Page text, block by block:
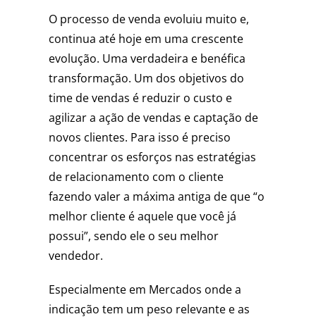
O processo de venda evoluiu muito e,
continua até hoje em uma crescente
evolução. Uma verdadeira e benéfica
transformação. Um dos objetivos do
time de vendas é reduzir o custo e
agilizar a ação de vendas e captação de
novos clientes. Para isso é preciso
concentrar os esforços nas estratégias
de relacionamento com o cliente
fazendo valer a máxima antiga de que “o
melhor cliente é aquele que você já
possui”, sendo ele o seu melhor
vendedor.
Especialmente em Mercados onde a
indicação tem um peso relevante e as